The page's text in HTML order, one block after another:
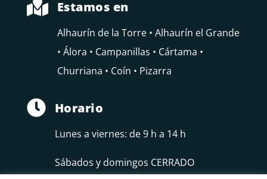
 Estamos en
Alhaurín de la Torre • Alhaurín el Grande
• Álora • Campanillas • Cártama •
Churriana • Coín • Pizarra
 Horario
Lunes a viernes: de 9 h a 14 h
Sábados y domingos CERRADO